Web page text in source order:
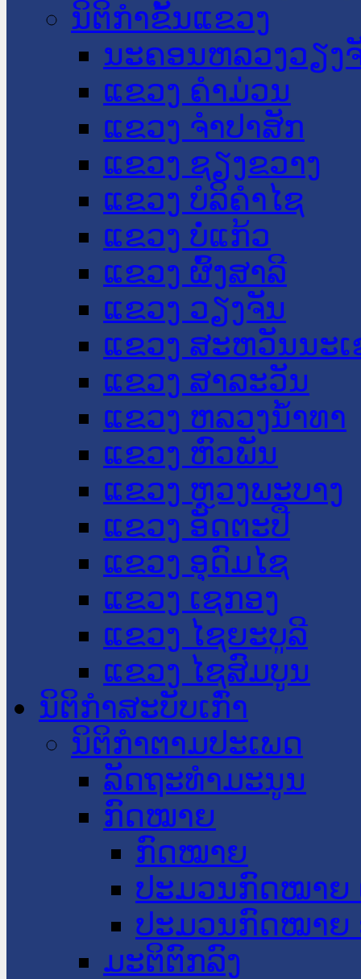
ນິຕິກໍາຂັ້ນແຂວງ
ນະ​ຄອນ​ຫລວງວຽງ
ແຂວງ ຄໍາມ່ວນ
ແຂວງ ຈໍາປາສັກ
ແຂວງ ຊຽງຂວາງ
ແຂວງ ບໍລິຄໍາໄຊ
ແຂວງ ບໍ່ແກ້ວ
ແຂວງ ຜົ້ງສາລີ
ແຂວງ ວຽງຈັນ
ແຂວງ ສະຫວັນນະ
ແຂວງ ສາລະວັນ
ແຂວງ ຫລວງນໍ້າທາ
ແຂວງ ຫົວພັນ
ແຂວງ ຫຼວງພະບາງ
ແຂວງ ອັດຕະປື
ແຂວງ ອຸດົມໄຊ
ແຂວງ ເຊກອງ
ແຂວງ ໄຊຍະບູລີ
ແຂວງ ໄຊສົມບູນ
ນິຕິກໍາສະບັບເກົ່າ
ນິຕິກຳຕາມປະເພດ
ລັດຖະທໍາມະນູນ
ກົດໝາຍ
ກົດໝາຍ
ປະມວນກົດໝາຍ
ປະມວນກົດໝາຍ
ມະຕິຕົກລົງ